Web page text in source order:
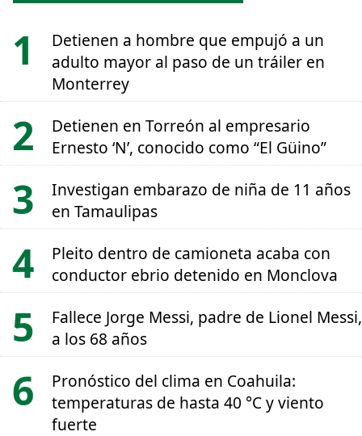
Detienen a hombre que empujó a un
adulto mayor al paso de un tráiler en
Monterrey
Detienen en Torreón al empresario
Ernesto ‘N’, conocido como “El Güino”
Investigan embarazo de niña de 11 años
en Tamaulipas
Pleito dentro de camioneta acaba con
conductor ebrio detenido en Monclova
Fallece Jorge Messi, padre de Lionel Messi,
a los 68 años
Pronóstico del clima en Coahuila:
temperaturas de hasta 40 °C y viento
fuerte